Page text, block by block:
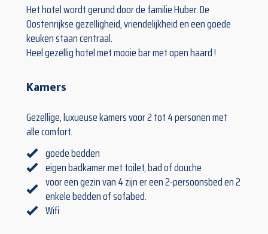
Het hotel wordt gerund door de familie Huber. De
Oostenrijkse gezelligheid, vriendelijkheid en een goede
keuken staan centraal.
Heel gezellig hotel met mooie bar met open haard !
Kamers
Gezellige, luxueuse kamers voor 2 tot 4 personen met
alle comfort.
goede bedden
eigen badkamer met toilet, bad of douche
voor een gezin van 4 zijn er een 2-persoonsbed en 2
enkele bedden of sofabed.
Wifi